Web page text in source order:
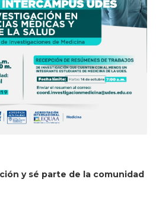
y sé parte de la comunidad